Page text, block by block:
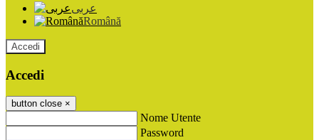
عربى
Română
Accedi
Accedi
button close ×
Nome Utente
Password